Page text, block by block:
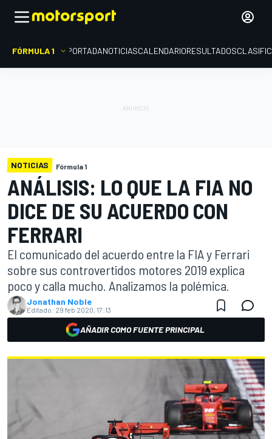
FÓRMULA 1 PORTADANOTICIASCALENDARIORESULTADOS
NOTICIAS Fórmula 1
ANÁLISIS: LO QUE LA FIA NO
DICE DE SU ACUERDO CON
FERRARI
El comunicado del acuerdo entre la FIA y Ferrari
sobre sus controvertidos motores 2019 explica
poco y calla mucho. Analizamos la polémica.
Jonathan Noble
Editado: 29 feb 2020, 17:13
AÑADIR COMO FUENTE PRINCIPAL